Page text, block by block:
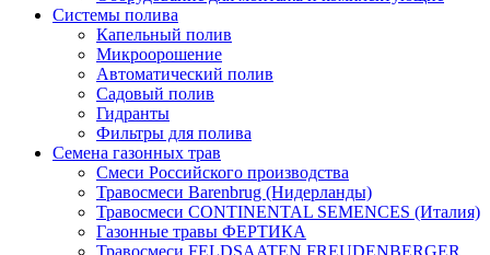
Системы полива
Капельный полив
Микроорошение
Автоматический полив
Садовый полив
Гидранты
Фильтры для полива
Семена газонных трав
Смеси Российского производства
Травосмеси Barenbrug (Нидерланды)
Травосмеси CONTINENTAL SEMENCES (Италия)
Газонные травы ФЕРТИКА
Травосмеси FELDSAATEN FREUDENBERGER